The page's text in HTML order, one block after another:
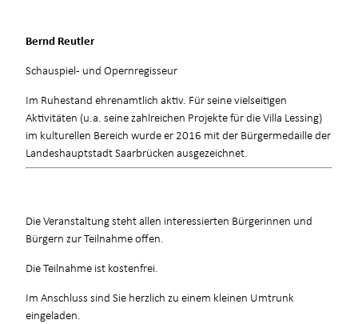
Bernd Reutler
Schauspiel- und Opernregisseur
Im Ruhestand ehrenamtlich aktiv. Für seine vielseitigen
Aktivitäten (u.a. seine zahlreichen Projekte für die Villa Lessing)
im kulturellen Bereich wurde er 2016 mit der Bürgermedaille der
Landeshauptstadt Saarbrücken ausgezeichnet.
Die Veranstaltung steht allen interessierten Bürgerinnen und
Bürgern zur Teilnahme offen.
Die Teilnahme ist kostenfrei.
Im Anschluss sind Sie herzlich zu einem kleinen Umtrunk
eingeladen.